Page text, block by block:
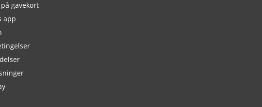
gavekort
app